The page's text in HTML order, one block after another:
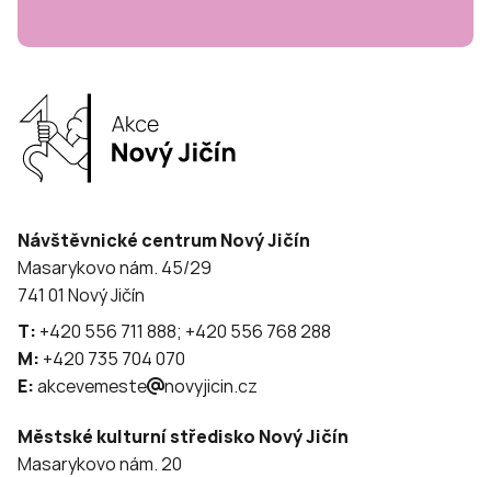
Návštěvnické centrum Nový Jičín
Masarykovo nám. 45/29
741 01 Nový Jičín
T: +420 556 711 888; +420 556 768 288
M: +420 735 704 070
E:akcevemeste novyjicin.cz
Městské kulturní středisko Nový Jičín
Masarykovo nám. 20